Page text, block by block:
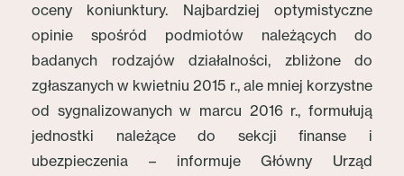
oceny koniunktury. Najbardziej optymistyczne
opinie spośród podmiotów należących do
badanych rodzajów działalności, zbliżone do
zgłaszanych w kwietniu 2015 r., ale mniej korzystne
od sygnalizowanych w marcu 2016 r., formułują
jednostki należące do sekcji finanse i
ubezpieczenia – informuje Główny Urząd